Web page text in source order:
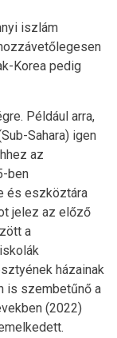
iszlám
Korea pedig
Például arra,
Sahara) igen
az
ben
és eszköztára
jelez az előző
a
házainak
is szembetűnő a
(2022)